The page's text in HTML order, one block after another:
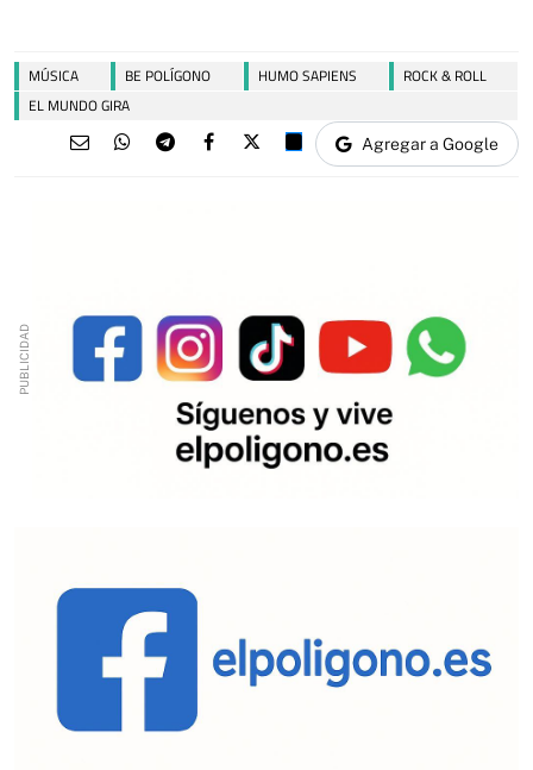
MÚSICA BE POLÍGONO HUMO SAPIENS
ROCK & ROLL
EL MUNDO GIRA
Agregar a Google